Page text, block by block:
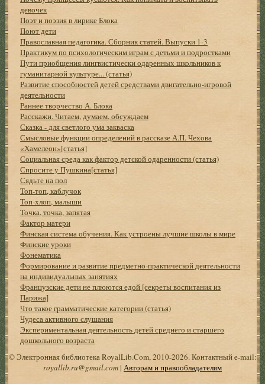
девочек
Поэт и поэзия в лирике Блока
Поют дети
Православная педагогика. Сборник статей. Выпуски 1-3
Практикум по психологическим играм с детьми и подростками
Пути приобщения лингвистически одаренных школьников к
гуманитарной культуре... (статья)
Развитие способностей детей средствами двигательно-игровой
деятельности
Раннее творчество А. Блока
Расскажи. Читаем, думаем, обсуждаем
Сказка - для светлого ума закваска
Смысловые функции определений в рассказе А.П. Чехова
«Хамелеон»[статья]
Социальная среда как фактор детской одаренности (статья)
Спросите у Пушкина[статья]
Сядьте на пол
Топ-топ, каблучок
Топ-хлоп, малыши
Точка, точка, запятая
Фактор матери
Финская система обучения. Как устроены лучшие школы в мире
Финские уроки
Фонематика
Формирование и развитие предметно-практической деятельности
на индивидуальных занятиях
Французские дети не плюются едой [секреты воспитания из
Парижа]
Что такое грамматические категории (статья)
Чудеса активного слушания
Экспериментальная деятельность детей среднего и старшего
дошкольного возраста
© Электронная библиотека RoyalLib.Com, 2010-2026. Контактный e-mail:
royallib.ru@gmail.com| Авторам и правообладателям